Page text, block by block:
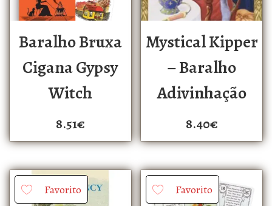
Baralho Bruxa
Cigana Gypsy
Witch
8.51€
Mystical Kipper
– Baralho
Adivinhação
8.40€
Favorito Favorito